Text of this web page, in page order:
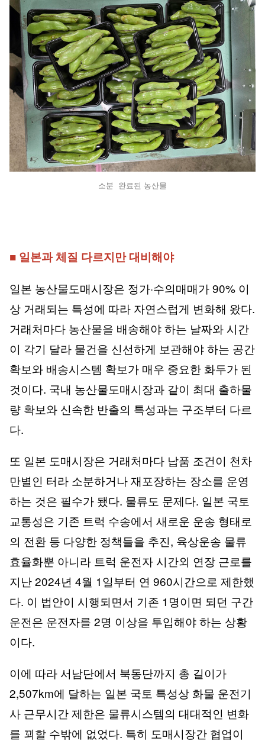
소분 완료된 농산물
■ 일본과 체질 다르지만 대비해야
일본 농산물도매시장은 정가·수의매매가 90% 이
상 거래되는 특성에 따라 자연스럽게 변화해 왔다.
거래처마다 농산물을 배송해야 하는 날짜와 시간
이 각기 달라 물건을 신선하게 보관해야 하는 공간
확보와 배송시스템 확보가 매우 중요한 화두가 된
것이다. 국내 농산물도매시장과 같이 최대 출하물
량 확보와 신속한 반출의 특성과는 구조부터 다르
다.
또 일본 도매시장은 거래처마다 납품 조건이 천차
만별인 터라 소분하거나 재포장하는 장소를 운영
하는 것은 필수가 됐다. 물류도 문제다. 일본 국토
교통성은 기존 트럭 수송에서 새로운 운송 형태로
의 전환 등 다양한 정책들을 추진, 육상운송 물류
효율화뿐 아니라 트럭 운전자 시간외 연장 근로를
지난 2024년 4월 1일부터 연 960시간으로 제한했
다. 이 법안이 시행되면서 기존 1명이면 되던 구간
운전은 운전자를 2명 이상을 투입해야 하는 상황
이다.
이에 따라 서남단에서 북동단까지 총 길이가
2,507km에 달하는 일본 국토 특성상 화물 운전기
사 근무시간 제한은 물류시스템의 대대적인 변화
를 꾀할 수밖에 없었다. 특히 도매시장간 협업이